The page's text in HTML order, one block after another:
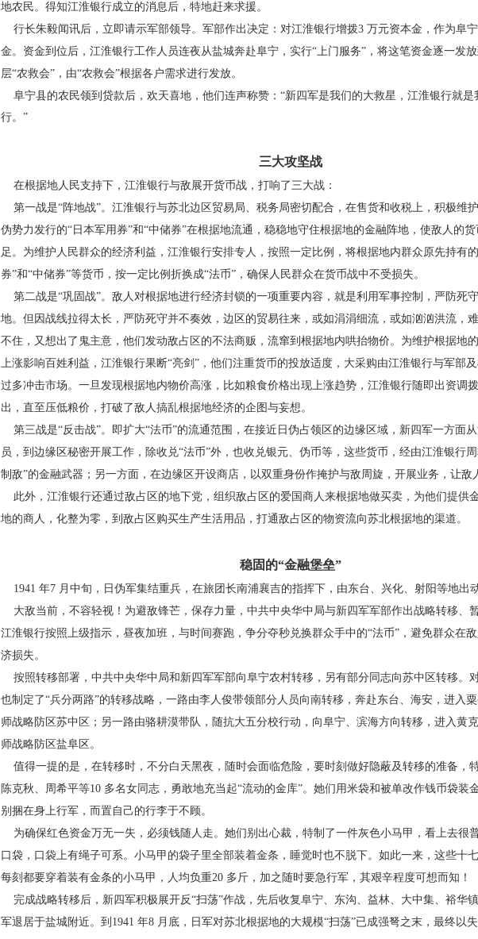
地农民。得知江淮银行成立的消息后，特地赶来求援。
行长朱毅闻讯后，立即请示军部领导。军部作出决定：对江淮银行增拨3 万元资本金，作为阜
金。资金到位后，江淮银行工作人员连夜从盐城奔赴阜宁，实行“上门服务”，将这笔资金逐一发
层“农救会”，由“农救会”根据各户需求进行发放。
阜宁县的农民领到贷款后，欢天喜地，他们连声称赞：“新四军是我们的大救星，江淮银行就是
行。”
三大攻坚战
在根据地人民支持下，江淮银行与敌展开货币战，打响了三大战：
第一战是“阵地战”。江淮银行与苏北边区贸易局、税务局密切配合，在售货和收税上，积极维
伪势力发行的“日本军用券”和“中储券”在根据地流通，稳稳地守住根据地的金融阵地，使敌人的
足。为维护人民群众的经济利益，江淮银行安排专人，按照一定比例，将根据地内群众原先持有
券”和“中储券”等货币，按一定比例折换成“法币”，确保人民群众在货币战中不受损失。
第二战是“巩固战”。敌人对根据地进行经济封锁的一项重要内容，就是利用军事控制，严防死
地。但因战线拉得太长，严防死守并不奏效，边区的贸易往来，或如涓涓细流，或如汹汹洪流，
不住，又想出了鬼主意， 他们发动敌占区的不法商贩，流窜到根据地内哄抬物价。为维护根据地
上涨影响百姓利益，江淮银行果断“亮剑”，他们注重货币的投放适度，大采购由江淮银行与军部
过多冲击市场。一旦发现根据地内物价高涨，比如粮食价格出现上涨趋势，江淮银行随即出资调
出，直至压低粮价，打破了敌人搞乱根据地经济的企图与妄想。
第三战是“反击战”。即扩大“法币”的流通范围， 在接近日伪占领区的边缘区域，新四军一方面
员，到边缘区秘密开展工作，除收兑“法币”外，也收兑银元、伪币等，这些货币，经由江淮银行
制敌”的金融武器；另一方面，在边缘区开设商店，以双重身份作掩护与敌周旋， 开展业务，让敌
此外，江淮银行还通过敌占区的地下党，组织敌占区的爱国商人来根据地做买卖，为他们提供
地的商人，化整为零，到敌占区购买生产生活用品，打通敌占区的物资流向苏北根据地的渠道。
稳固的“金融堡垒”
1941 年7 月中旬，日伪军集结重兵，在旅团长南浦襄吉的指挥下，由东台、兴化、射阳等地出
大敌当前，不容轻视！为避敌锋芒，保存力量，中共中央华中局与新四军军部作出战略转移、
江淮银行按照上级指示，昼夜加班，与时间赛跑，争分夺秒兑换群众手中的“法币”，避免群众在
济损失。
按照转移部署，中共中央华中局和新四军军部向阜宁农村转移，另有部分同志向苏中区转移。
也制定了“兵分两路”的转移战略，一路由李人俊带领部分人员向南转移，奔赴东台、海安， 进入
师战略防区苏中区；另一路由骆耕漠带队，随抗大五分校行动，向阜宁、滨海方向转移，进入黄
师战略防区盐阜区。
值得一提的是，在转移时，不分白天黑夜，随时会面临危险，要时刻做好隐蔽及转移的准备，
陈克秋、周希平等10 多名女同志，勇敢地充当起“流动的金库”。她们用米袋和被单改作钱币袋装
别捆在身上行军，而置自 己的行李于不顾。
为确保红色资金万无一失，必须钱随人走。她们别出心裁，特制了一件灰色小马甲，看上去很
口袋，口袋上有绳子可系。小马甲的袋子里全部装着金条，睡觉时也不脱下。如此一来，这些十
每刻都要穿着装有金条的小马甲，人均负重20 多斤，加之随时要急行军，其艰辛程度可想而知！
完成战略转移后，新四军积极展开反“扫荡”作战，先后收复阜宁、东沟、益林、大中集、裕华
军退居于盐城附近。到1941 年8 月底， 日军对苏北根据地的大规模“扫荡”已成强弩之末，最终以失